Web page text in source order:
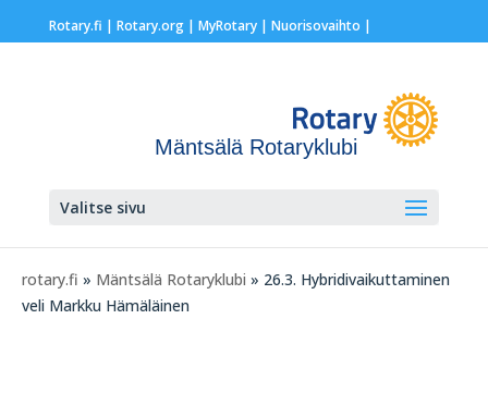
Rotary.fi | Rotary.org| MyRotary | Nuorisovaihto |
Mäntsälä Rotaryklubi
Valitse sivu
rotary.fi » Mäntsälä Rotaryklubi » 26.3. Hybridivaikuttaminen
veli Markku Hämäläinen